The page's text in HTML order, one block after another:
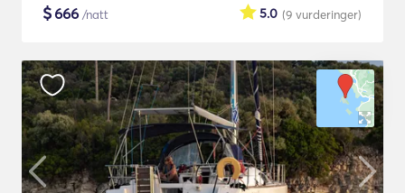
$666 /natt (9 vurderinger)
5.0